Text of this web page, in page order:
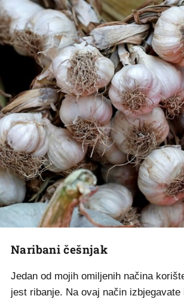
Naribani češnjak
Jedan od mojih omiljenih načina
jest ribanje. Na ovaj način